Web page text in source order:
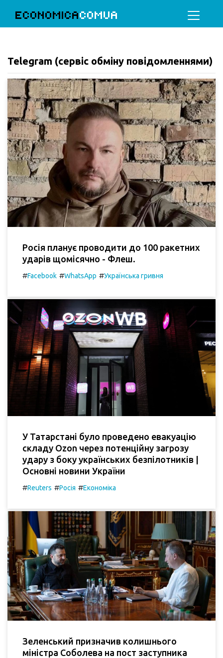
ECONOMICACOMUA
Telegram (сервіс обміну повідомленнями)
Росія планує проводити до 100 ракетних
ударів щомісячно - Флеш.
#Facebook #WhatsApp #Українська гривня
У Татарстані було проведено евакуацію
складу Ozon через потенційну загрозу
удару з боку українських безпілотників |
Основні новини України
#Reuters #Росія #Економіка
Зеленський призначив колишнього
міністра Соболева на пост заступника